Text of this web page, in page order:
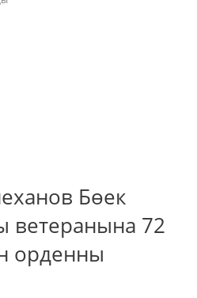
Бөек
ветеранына 72
орденны